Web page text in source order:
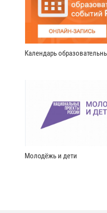
Календарь
Молодёжь и дети